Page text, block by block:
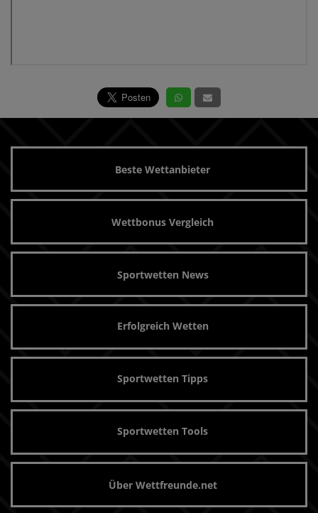
Beste Wettanbieter
Wettbonus Vergleich
Sportwetten News
Erfolgreich Wetten
Sportwetten Tipps
Sportwetten Tools
Über Wettfreunde.net